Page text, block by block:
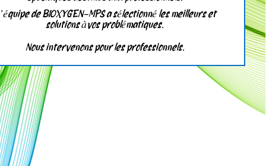
deBIOXYGEN-MPS a sélectionné les meilleurs et
solutions àvos problématiques.
Nous intervenons pour les professionnels.